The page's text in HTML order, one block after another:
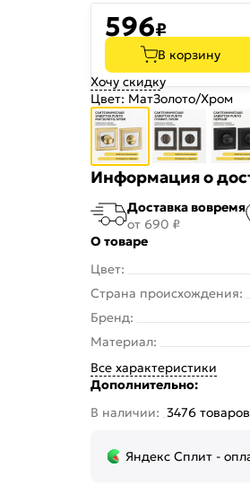
596₽
В корзину
Хочу скидку
Цвет: МатЗолото/Хром
Информация о
Доставка вовремя
от 690 ₽
О товаре
Цвет:
Страна происхождения:
Бренд:
Материал:
Все характеристики
Дополнительно:
В наличии: 3476 товаров
Яндекс Сплит -